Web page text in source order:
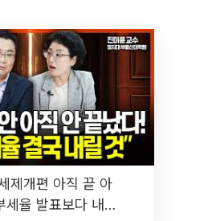
제개편 아직 끝 아
세율 발표보다 내릴